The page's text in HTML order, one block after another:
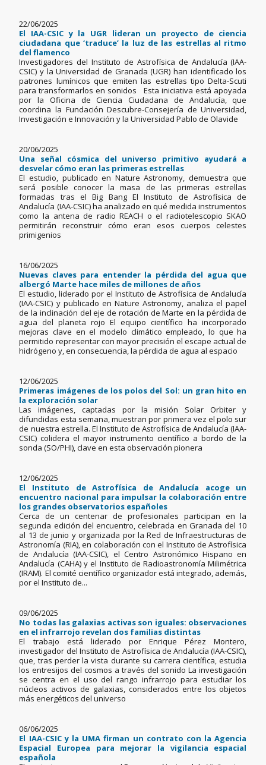
22/06/2025
El IAA-CSIC y la UGR lideran un proyecto de ciencia
ciudadana que ‘traduce’ la luz de las estrellas al ritmo
del flamenco
Investigadores del Instituto de Astrofísica de Andalucía (IAA-
CSIC) y la Universidad de Granada (UGR) han identificado los
patrones lumínicos que emiten las estrellas tipo Delta-Scuti
para transformarlos en sonidos Esta iniciativa está apoyada
por la Oficina de Ciencia Ciudadana de Andalucía, que
coordina la Fundación Descubre-Consejería de Universidad,
Investigación e Innovación y la Universidad Pablo de Olavide
20/06/2025
Una señal cósmica del universo primitivo ayudará a
desvelar cómo eran las primeras estrellas
El estudio, publicado en Nature Astronomy, demuestra que
será posible conocer la masa de las primeras estrellas
formadas tras el Big Bang El Instituto de Astrofísica de
Andalucía (IAA-CSIC) ha analizado en qué medida instrumentos
como la antena de radio REACH o el radiotelescopio SKAO
permitirán reconstruir cómo eran esos cuerpos celestes
primigenios
16/06/2025
Nuevas claves para entender la pérdida del agua que
albergó Marte hace miles de millones de años
El estudio, liderado por el Instituto de Astrofísica de Andalucía
(IAA-CSIC) y publicado en Nature Astronomy, analiza el papel
de la inclinación del eje de rotación de Marte en la pérdida de
agua del planeta rojo El equipo científico ha incorporado
mejoras clave en el modelo climático empleado, lo que ha
permitido representar con mayor precisión el escape actual de
hidrógeno y, en consecuencia, la pérdida de agua al espacio
12/06/2025
Primeras imágenes de los polos del Sol: un gran hito en
la exploración solar
Las imágenes, captadas por la misión Solar Orbiter y
difundidas esta semana, muestran por primera vez el polo sur
de nuestra estrella. El Instituto de Astrofísica de Andalucía (IAA-
CSIC) colidera el mayor instrumento científico a bordo de la
sonda (SO/PHI), clave en esta observación pionera
12/06/2025
El Instituto de Astrofísica de Andalucía acoge un
encuentro nacional para impulsar la colaboración entre
los grandes observatorios españoles
Cerca de un centenar de profesionales participan en la
segunda edición del encuentro, celebrada en Granada del 10
al 13 de junio y organizada por la Red de Infraestructuras de
Astronomía (RIA), en colaboración con el Instituto de Astrofísica
de Andalucía (IAA-CSIC), el Centro Astronómico Hispano en
Andalucía (CAHA) y el Instituto de Radioastronomía Milimétrica
(IRAM). El comité científico organizador está integrado, además,
por el Instituto de...
09/06/2025
No todas las galaxias activas son iguales: observaciones
en el infrarrojo revelan dos familias distintas
El trabajo está liderado por Enrique Pérez Montero,
investigador del Instituto de Astrofísica de Andalucía (IAA-CSIC),
que, tras perder la vista durante su carrera científica, estudia
los entresijos del cosmos a través del sonido La investigación
se centra en el uso del rango infrarrojo para estudiar los
núcleos activos de galaxias, considerados entre los objetos
más energéticos del universo
06/06/2025
El IAA-CSIC y la UMA firman un contrato con la Agencia
Espacial Europea para mejorar la vigilancia espacial
española